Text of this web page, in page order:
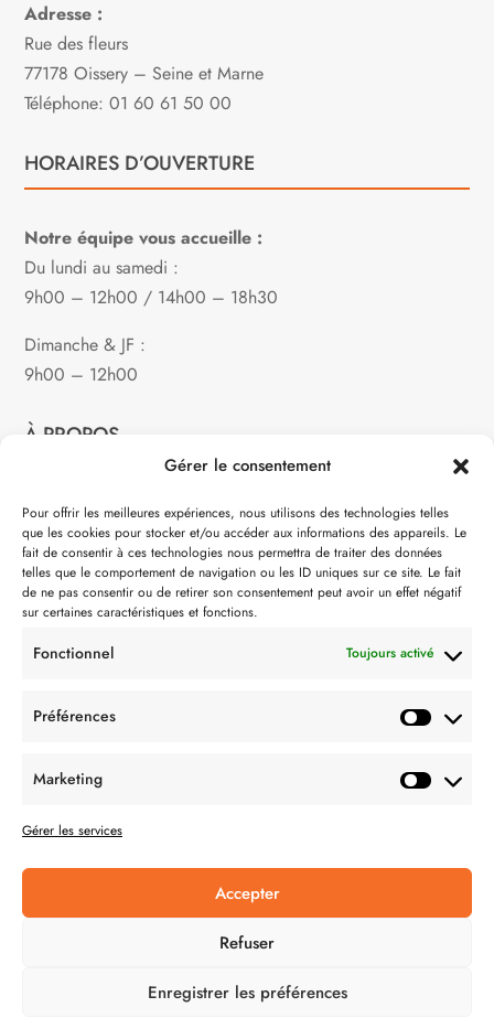
Gérer le consentement
Pour offrir les meilleures expériences, nous utilisons des technologies telles
que les cookies pour stocker et/ou accéder aux informations des appareils. Le
fait de consentir à ces technologies nous permettra de traiter des données
telles que le comportement de navigation ou les ID uniques sur ce site. Le fait
de ne pas consentir ou de retirer son consentement peut avoir un effet négatif
sur certaines caractéristiques et fonctions.
Fonctionnel Toujours activé
Préférences
Marketing
Gérer les services
Accepter
Refuser
Enregistrer les préférences
Adresse :
Rue des fleurs
77178 Oissery – Seine et Marne
Téléphone: 01 60 61 50 00
HORAIRES D’OUVERTURE
Notre équipe vous accueille :
Du lundi au samedi :
9h00 – 12h00 / 14h00 – 18h30
Dimanche & JF :
9h00 – 12h00
À PROPOS
Notre philosophie
Contact
Partenaire de:
CONDITION GÉNÉRALES DE VENTES